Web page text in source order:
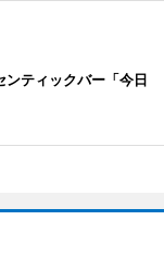
ンティックバー「今日